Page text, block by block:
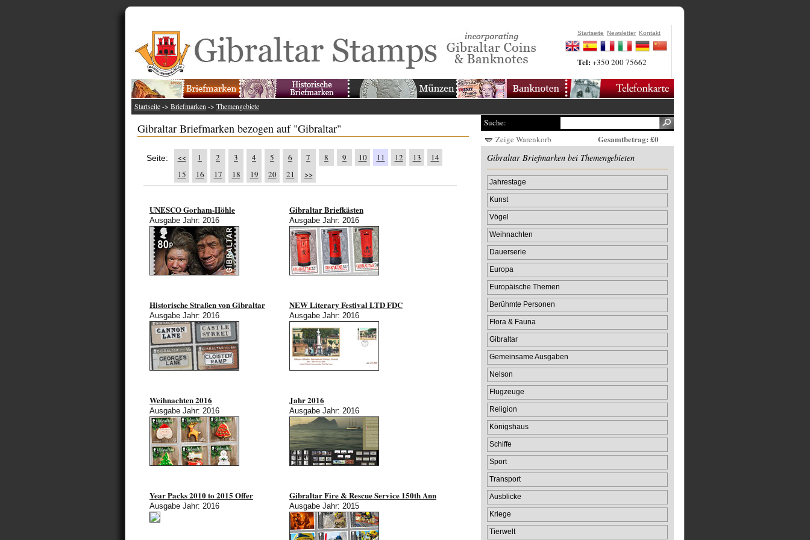
Startseite Newsletter Kontakt
Tel:+350 200 75662
Startseite -> Briefmarken -> Themengebiete
Gibraltar Briefmarken bezogen auf "Gibraltar"
Seite: << 1 2 3 4 5 6 7 8 9 10 11 12 13
14
15
16 17 18 19 20 21 >>
UNESCO Gorham-Höhle
Ausgabe Jahr: 2016
Gibraltar Briefkästen
Ausgabe Jahr: 2016
Historische Straßen von Gibraltar
Ausgabe Jahr: 2016
NEW Literary Festival LTD FDC
Ausgabe Jahr: 2016
Weihnachten 2016
Ausgabe Jahr: 2016
Jahr 2016
Ausgabe Jahr: 2016
Year Packs 2010 to 2015 Offer
Ausgabe Jahr: 2016
Gibraltar Fire & Rescue Service 150th Ann
Ausgabe Jahr: 2015
Suche:
Zeige Warenkorb
Gesamtbetrag: £0
Gibraltar Briefmarken bei Themengebieten
Jahrestage
Kunst
Vögel
Weihnachten
Dauerserie
Europa
Europäische Themen
Berühmte Personen
Flora & Fauna
Gibraltar
Gemeinsame Ausgaben
Nelson
Flugzeuge
Religion
Königshaus
Schiffe
Sport
Transport
Ausblicke
Kriege
Tierwelt